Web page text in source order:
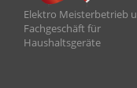
Elektro Meisterbetrieb
Fachgeschäft für
Haushaltsgeräte